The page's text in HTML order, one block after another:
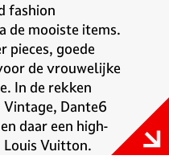
fashion
de mooiste items.
pieces, goede
de vrouwelijke
In de rekken
Vintage, Dante6
daar een high-
Vuitton.